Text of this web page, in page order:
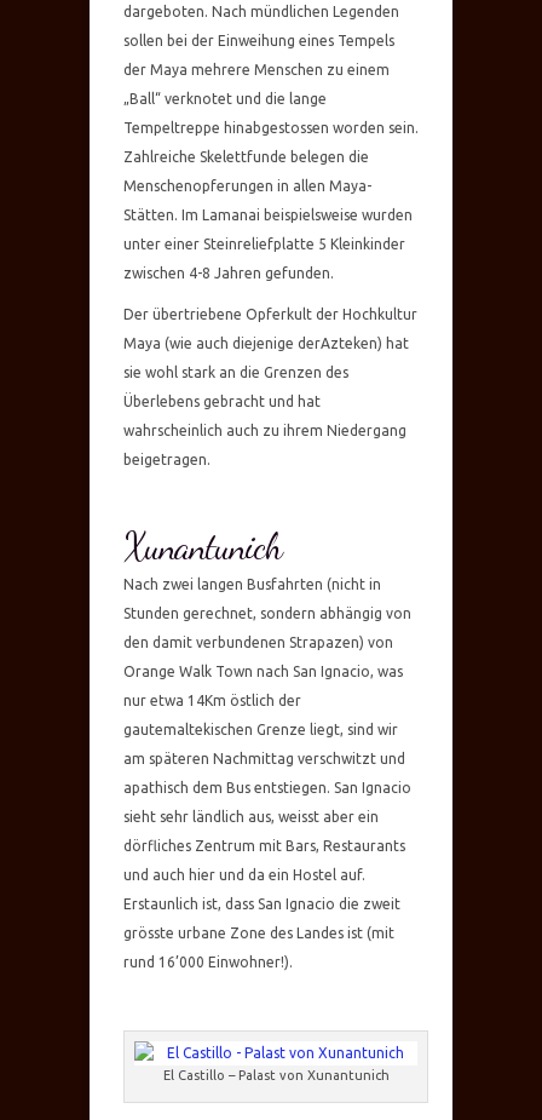
dargeboten. Nach mündlichen Legenden
sollen bei der Einweihung eines Tempels
der Maya mehrere Menschen zu einem
„Ball“ verknotet und die lange
Tempeltreppe hinabgestossen worden sein.
Zahlreiche Skelettfunde belegen die
Menschenopferungen in allen Maya-
Stätten. Im Lamanai beispielsweise wurden
unter einer Steinreliefplatte 5 Kleinkinder
zwischen 4-8 Jahren gefunden.
Der übertriebene Opferkult der Hochkultur
Maya (wie auch diejenige derAzteken) hat
sie wohl stark an die Grenzen des
Überlebens gebracht und hat
wahrscheinlich auch zu ihrem Niedergang
beigetragen.
Xunantunich
Nach zwei langen Busfahrten (nicht in
Stunden gerechnet, sondern abhängig von
den damit verbundenen Strapazen) von
Orange Walk Town nach San Ignacio, was
nur etwa 14Km östlich der
gautemaltekischen Grenze liegt, sind wir
am späteren Nachmittag verschwitzt und
apathisch dem Bus entstiegen. San Ignacio
sieht sehr ländlich aus, weisst aber ein
dörfliches Zentrum mit Bars, Restaurants
und auch hier und da ein Hostel auf.
Erstaunlich ist, dass San Ignacio die zweit
grösste urbane Zone des Landes ist (mit
rund 16’000 Einwohner!).
El Castillo – Palast von Xunantunich